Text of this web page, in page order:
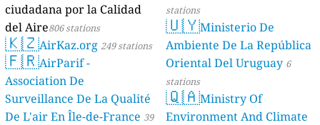
ciudadana por la Calidad
del Aire806 stations
🇰🇿AirKaz.org 249 stations
🇫🇷AirParif -
Association De
Surveillance De La Qualité
De L'air En Île-de-France 39
stations
🇺🇾Ministerio De
Ambiente De La República
Oriental Del Uruguay 6
stations
🇶🇦Ministry Of
Environment And Climate